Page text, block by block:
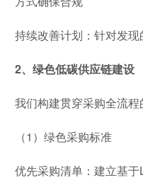
持续改善计划：针对发
2、绿色低碳供应链建设
我们构建贯穿采购全流程
（1）绿色采购标准
优先采购清单：建立基